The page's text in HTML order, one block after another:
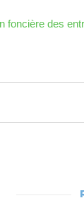
foncière des